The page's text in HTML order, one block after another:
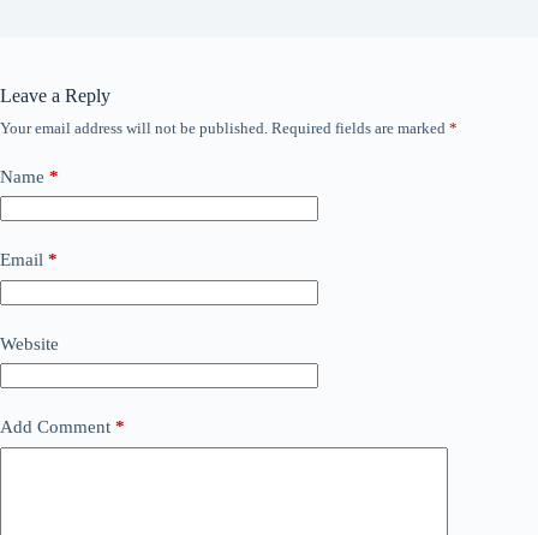
Leave a Reply
Your email address will not be published. Required fields are marked *
Name *
Email *
Website
Add Comment *